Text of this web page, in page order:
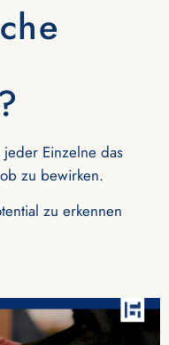
Einzelne das
zu bewirken.
zu erkennen